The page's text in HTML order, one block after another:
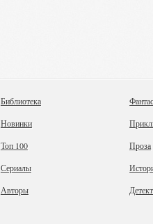
Библиотека
Новинки
Топ 100
Сериалы
Авторы
Проза